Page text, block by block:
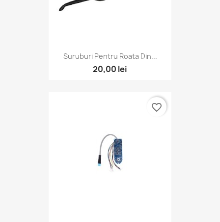
Suruburi Pentru Roata Din...
20,00 lei
favorite_border